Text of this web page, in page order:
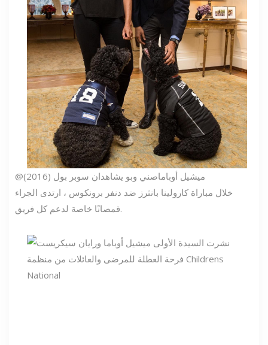
@ميشيل أوباماصني وبو يشاهدان سوبر بول (2016)
خلال مباراة كارولينا بانثرز ضد دنفر برونكوس ، ارتدى الجراء
قمصانًا خاصة لدعم كل فريق.